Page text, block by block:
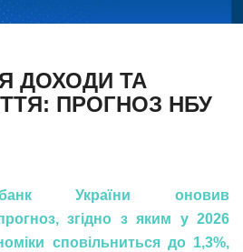
ДОХОДИ ТА
ПРОГНОЗ НБУ
банк України оновив
згідно з яким у 2026
сповільниться до 1,3%,